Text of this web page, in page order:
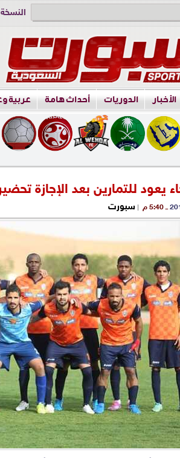
الأخبار الدوريات أحداث هامة عربية
يعود للتمارين بعد الإجازة
ــ 5:40 م | سبورت